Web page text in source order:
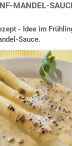
MANDEL-
- Idee im
Sauce.